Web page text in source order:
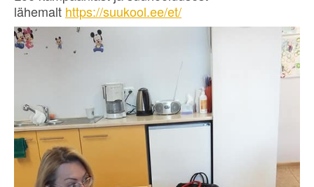
lähemalt https://suukool.ee/et/